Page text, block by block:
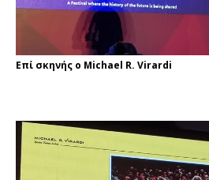
Επί σκηνής ο Michael R. Virardi